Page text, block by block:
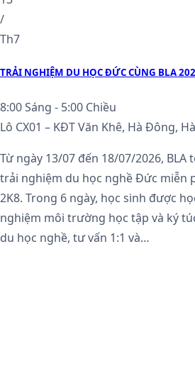
/
Th7
TRẢI NGHIỆM DU HỌC ĐỨC CÙNG BLA
8:00 Sáng - 5:00 Chiều
Lô CX01 – KĐT Văn Khê, Hà Đông,
Từ ngày 13/07 đến 18/07/2026,
trải nghiệm du học nghề Đức miễn
2K8. Trong 6 ngày, học sinh được
nghiệm môi trường học tập và ký
du học nghề, tư vấn 1:1 và…